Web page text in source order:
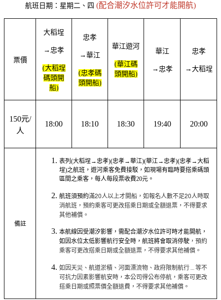
航班日期：星期二、四 (配合潮汐水位許可才能開航)
票價
大稻埕
→忠孝
(大稻埕
碼頭開
船)
忠孝
→華江
(忠孝碼
頭開船)
華江遊河
(華江碼
頭開船)
華江
→忠孝
忠孝
→大稻埕
150元/
人
18:00 18:10 18:30 19:40 20:00
備註
表列(大稻埕→忠孝)(忠孝→華江)(華江→忠孝)(忠孝→大稻
埕)之航班，遊河乘客免費接駁，如現場有臨時要搭乘碼頭
區間之乘客，每人每段票收費20元。
航班須預約滿20人以上才開船，如報名人數不足20人時取
消航班，預約乘客可更改搭乘日期或全額退票，不得要求
其他補償。
本航線因受潮汐影響，需配合潮汐水位許可時才能開航，
如因水位太低影響航行安全時，航班將會取消停駛 ，預約
乘客可更改搭乘日期或全額退票，不得要求其他補償。
如因天災、航道淤積、河面漂流物、政府限制航行﹍等不
可抗力因素影響航安時，本公司得公布停航，乘客可更改
搭乘日期或照票價全額退費，不得要求其他補償。